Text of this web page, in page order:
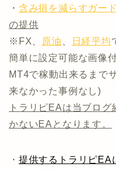
・ 含み損を減らすガー
の提供
※FX、
原油 日経平均
簡単に設定可能な画像
MT4で稼動出来るまで
来なかった事例なし)
トラリピEAは当ブロ
かないEAとなります。
・ 提供するトラリピEA